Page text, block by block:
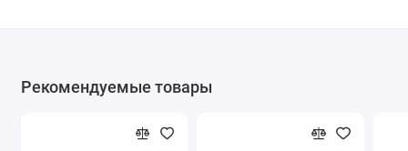
Рекомендуемые товары